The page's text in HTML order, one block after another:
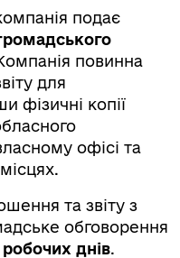
подає
повинна
для
фізичні копії
офісі та
та звіту з
обговорення
днів.